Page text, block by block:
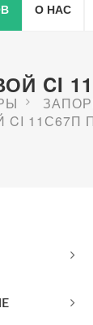
О НАС
CI
11С67П